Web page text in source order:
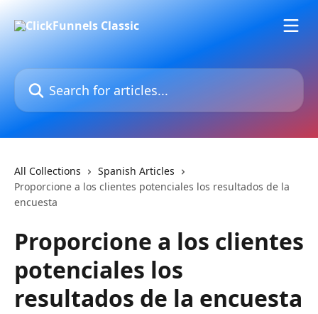
Search for articles...
All Collections
Spanish Articles
Proporcione a los clientes potenciales los resultados de la
encuesta
Proporcione a los clientes
potenciales los
resultados de la encuesta